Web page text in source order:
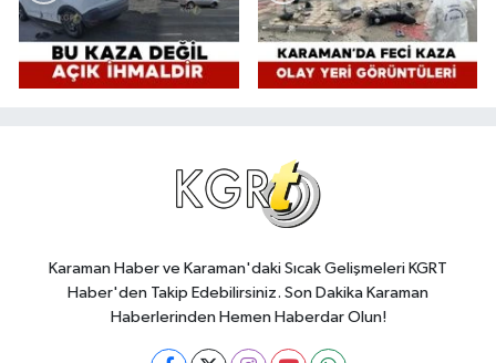
Karaman Haber ve Karaman'daki Sıcak Gelişmeleri KGRT
Haber'den Takip Edebilirsiniz. Son Dakika Karaman
Haberlerinden Hemen Haberdar Olun!